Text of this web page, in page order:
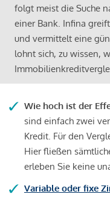
folgt meist die Suche
einer Bank. Infina
und vermittelt eine
lohnt sich, zu wissen,
Wie hoch ist der
sind einfach zwei
Kredit. Für den
Hier fließen
erleben Sie keine
Variable oder fixe